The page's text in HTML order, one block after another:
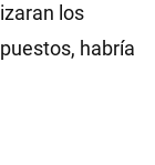
los
habría